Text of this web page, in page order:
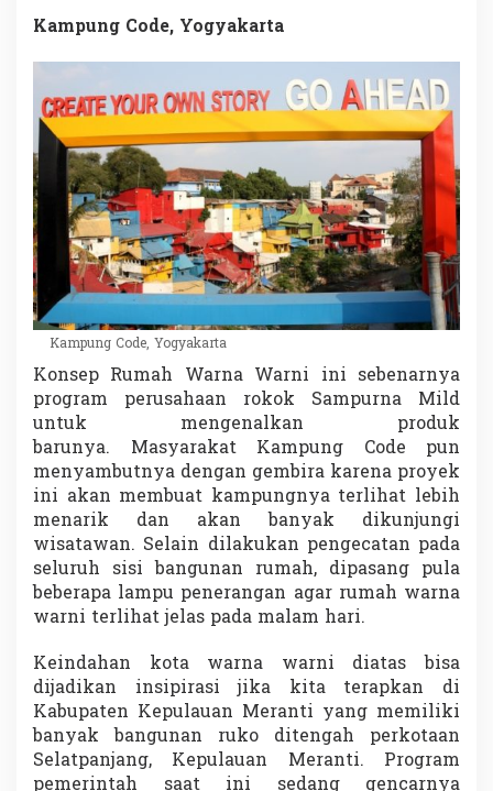
Kampung Code, Yogyakarta
Kampung Code, Yogyakarta
Konsep Rumah Warna Warni ini sebenarnya
program perusahaan rokok Sampurna Mild
untuk mengenalkan produk
barunya. Masyarakat Kampung Code pun
menyambutnya dengan gembira karena proyek
ini akan membuat kampungnya terlihat lebih
menarik dan akan banyak dikunjungi
wisatawan. Selain dilakukan pengecatan pada
seluruh sisi bangunan rumah, dipasang pula
beberapa lampu penerangan agar rumah warna
warni terlihat jelas pada malam hari.
Keindahan kota warna warni diatas bisa
dijadikan insipirasi jika kita terapkan di
Kabupaten Kepulauan Meranti yang memiliki
banyak bangunan ruko ditengah perkotaan
Selatpanjang, Kepulauan Meranti. Program
pemerintah saat ini sedang gencarnya